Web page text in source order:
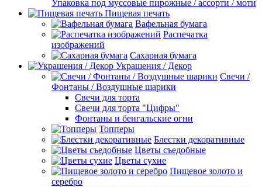
Упаковка под муссовые пирожные / ассорти / моти
Пищевая печать
Вафельная бумага
Распечатка
изображений
Сахарная бумага
Украшения / Декор
Свечи /
Фонтаны / Воздушные шарики
Свечи для торта
Свечи для торта "Цифры"
Фонтаны и бенгальские огни
Топперы
Блестки декоративные
Цветы съедобные
Цветы сухие
Пищевое золото и
серебро